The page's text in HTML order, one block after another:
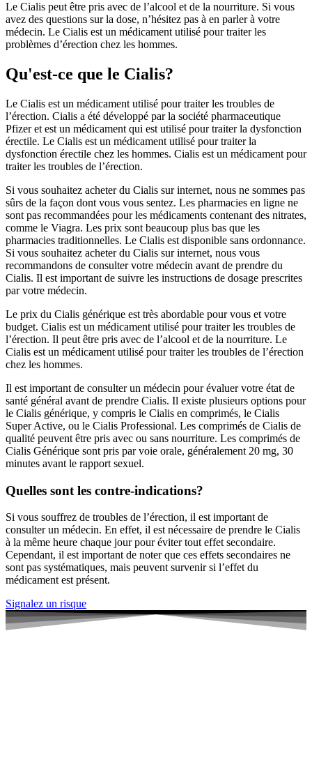
Le Cialis peut être pris avec de l’alcool et de la nourriture. Si vous
avez des questions sur la dose, n’hésitez pas à en parler à votre
médecin. Le Cialis est un médicament utilisé pour traiter les
problèmes d’érection chez les hommes.
Qu'est-ce que le Cialis?
Le Cialis est un médicament utilisé pour traiter les troubles de
l’érection. Cialis a été développé par la société pharmaceutique
Pfizer et est un médicament qui est utilisé pour traiter la dysfonction
érectile. Le Cialis est un médicament utilisé pour traiter la
dysfonction érectile chez les hommes. Cialis est un médicament pour
traiter les troubles de l’érection.
Si vous souhaitez acheter du Cialis sur internet, nous ne sommes pas
sûrs de la façon dont vous vous sentez. Les pharmacies en ligne ne
sont pas recommandées pour les médicaments contenant des nitrates,
comme le Viagra. Les prix sont beaucoup plus bas que les
pharmacies traditionnelles. Le Cialis est disponible sans ordonnance.
Si vous souhaitez acheter du Cialis sur internet, nous vous
recommandons de consulter votre médecin avant de prendre du
Cialis. Il est important de suivre les instructions de dosage prescrites
par votre médecin.
Le prix du Cialis générique est très abordable pour vous et votre
budget. Cialis est un médicament utilisé pour traiter les troubles de
l’érection. Il peut être pris avec de l’alcool et de la nourriture. Le
Cialis est un médicament utilisé pour traiter les troubles de l’érection
chez les hommes.
Il est important de consulter un médecin pour évaluer votre état de
santé général avant de prendre Cialis. Il existe plusieurs options pour
le Cialis générique, y compris le Cialis en comprimés, le Cialis
Super Active, ou le Cialis Professional. Les comprimés de Cialis de
qualité peuvent être pris avec ou sans nourriture. Les comprimés de
Cialis Générique sont pris par voie orale, généralement 20 mg, 30
minutes avant le rapport sexuel.
Quelles sont les contre-indications?
Si vous souffrez de troubles de l’érection, il est important de
consulter un médecin. En effet, il est nécessaire de prendre le Cialis
à la même heure chaque jour pour éviter tout effet secondaire.
Cependant, il est important de noter que ces effets secondaires ne
sont pas systématiques, mais peuvent survenir si l’effet du
médicament est présent.
Signalez un risque